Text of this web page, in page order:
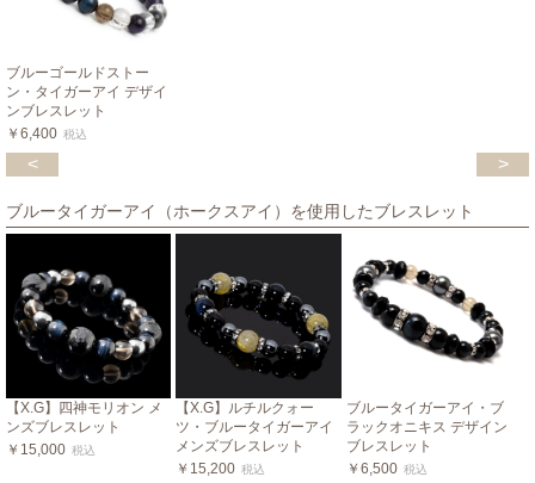
ブルーゴールドストー
ン・タイガーアイ デザイ
ンブレスレット
￥6,400 税込
< >
ブルータイガーアイ（ホークスアイ）を使用したブレスレット
【X.G】四神モリオン メ
ンズブレスレット
￥15,000 税込
【X.G】ルチルクォー
ツ・ブルータイガーアイ
メンズブレスレット
￥15,200 税込
ブルータイガーアイ・ブ
ラックオニキス デザイン
ブレスレット
￥6,500 税込